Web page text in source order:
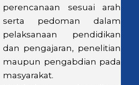
perencanaan sesuai arah
serta pedoman dalam
pelaksanaan pendidikan
dan pengajaran, penelitian
maupun pengabdian pada
masyarakat.